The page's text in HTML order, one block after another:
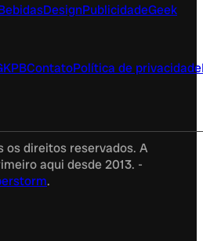
DesignPublicidadeGeek
ContatoPolítica de privacidade
os direitos reservados. A
aqui desde 2013. -
.